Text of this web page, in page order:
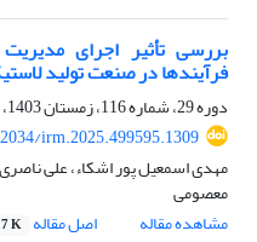
بررسی تأثیر اجرای
فرآیندها در صنعت تولید
دوره 29، شماره 116، زمستان 1403، صفحه
irm.2025.499595.1309
مهدی اسمعیل پور اشکاء، علی
معصومی
مشاهده مقاله
اصل مقاله K